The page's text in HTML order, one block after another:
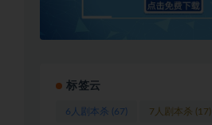
标签云
6人剧本杀 (67) 7人剧本杀 (17)